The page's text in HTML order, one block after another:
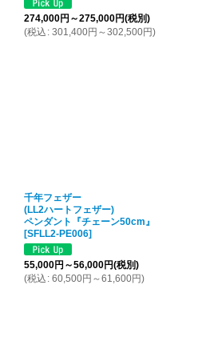
274,000円 ～275,000円(税別)
(税込 : 301,400円 ～302,500円)
千年フェザー
(LL2ハートフェザー)
ペンダント『チェーン50cm』
[SFLL2-PE006]
55,000円 ～56,000円(税別)
(税込 : 60,500円 ～61,600円)